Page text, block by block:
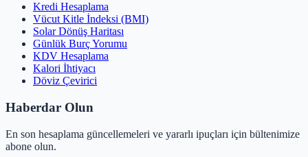
Kredi Hesaplama
Vücut Kitle İndeksi (BMI)
Solar Dönüş Haritası
Günlük Burç Yorumu
KDV Hesaplama
Kalori İhtiyacı
Döviz Çevirici
Haberdar Olun
En son hesaplama güncellemeleri ve yararlı ipuçları için bültenimize
abone olun.